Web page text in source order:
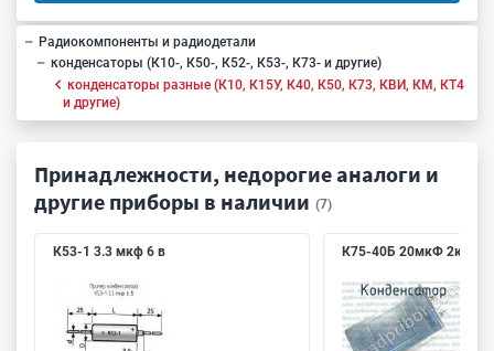
Радиокомпоненты и радиодетали
конденсаторы (К10-, К50-, К52-, К53-, К73- и другие)
конденсаторы разные (К10, К15У, К40, К50, К73, КВИ, КМ, КТ4
и другие)
Принадлежности, недорогие аналоги и
другие приборы в наличии (7)
К53-1 3.3 мкф 6 в К75-40Б 20мкФ 2кВ